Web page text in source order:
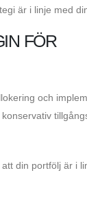
är i linje med
FÖR
och
din portfölj är i